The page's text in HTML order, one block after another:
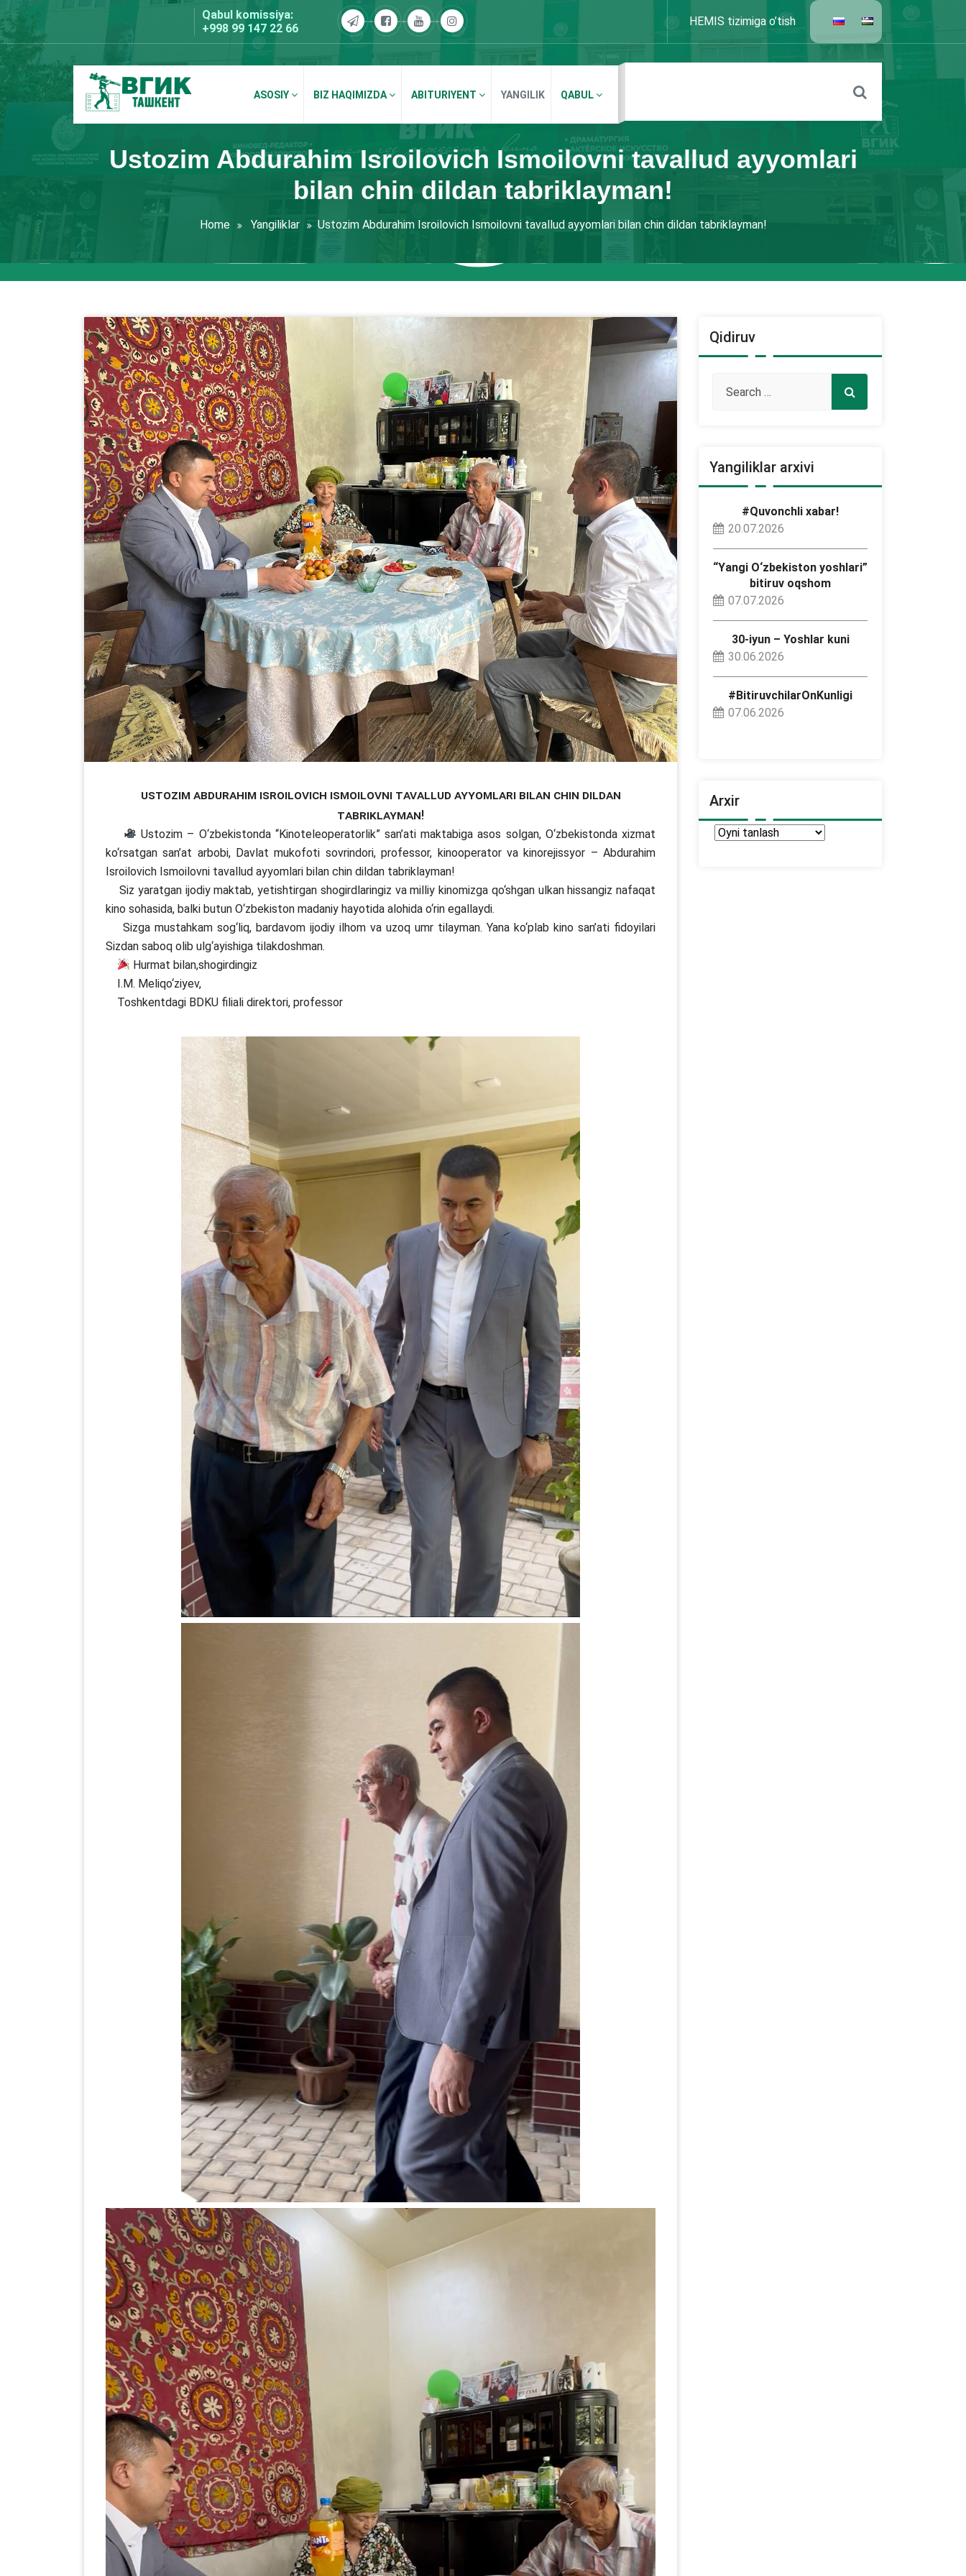
Skip
to
content
Qabul komissiya:
+998 99 147 22 66
HEMIS tizimiga o’tish
BDKU Toshkent
ASOSIY BIZ HAQIMIZDA ABITURIYENT YANGILIK QABUL
Ustozim Abdurahim Isroilovich Ismoilovni tavallud ayyomlari
bilan chin dildan tabriklayman!
Home Yangiliklar Ustozim Abdurahim Isroilovich Ismoilovni tavallud ayyomlari bilan chin dildan tabriklayman!
Ustozim Abdurahim Isroilovich Ismoilovni tavallud ayyomlari bilan chin dildan
tabriklayman!
Ustozim – O‘zbekistonda “Kinoteleoperatorlik” san’ati maktabiga asos solgan, O‘zbekistonda xizmat
ko‘rsatgan san’at arbobi, Davlat mukofoti sovrindori, professor, kinooperator va kinorejissyor – Abdurahim
Isroilovich Ismoilovni tavallud ayyomlari bilan chin dildan tabriklayman!
Siz yaratgan ijodiy maktab, yetishtirgan shogirdlaringiz va milliy kinomizga qo‘shgan ulkan hissangiz nafaqat
kino sohasida, balki butun O‘zbekiston madaniy hayotida alohida o‘rin egallaydi.
Sizga mustahkam sog‘liq, bardavom ijodiy ilhom va uzoq umr tilayman. Yana ko‘plab kino san’ati fidoyilari
Sizdan saboq olib ulg‘ayishiga tilakdoshman.
Hurmat bilan,shogirdingiz
I.M. Meliqo‘ziyev,
Toshkentdagi BDKU filiali direktori, professor
Qidiruv
Yangiliklar arxivi
#Quvonchli xabar!
20.07.2026
“Yangi O‘zbekiston yoshlari”
bitiruv oqshom
07.07.2026
30-iyun – Yoshlar kuni
30.06.2026
#BitiruvchilarOnKunligi
07.06.2026
Arxir
Arxir